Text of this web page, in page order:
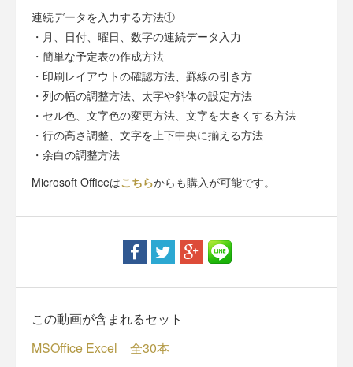
連続データを入力する方法①
・月、日付、曜日、数字の連続データ入力
・簡単な予定表の作成方法
・印刷レイアウトの確認方法、罫線の引き方
・列の幅の調整方法、太字や斜体の設定方法
・セル色、文字色の変更方法、文字を大きくする方法
・行の高さ調整、文字を上下中央に揃える方法
・余白の調整方法
Microsoft Officeはこちらからも購入が可能です。
この動画が含まれるセット
MSOffice Excel 全30本